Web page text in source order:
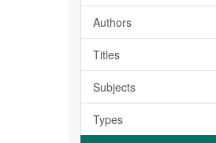
Authors
Titles
Subjects
Types